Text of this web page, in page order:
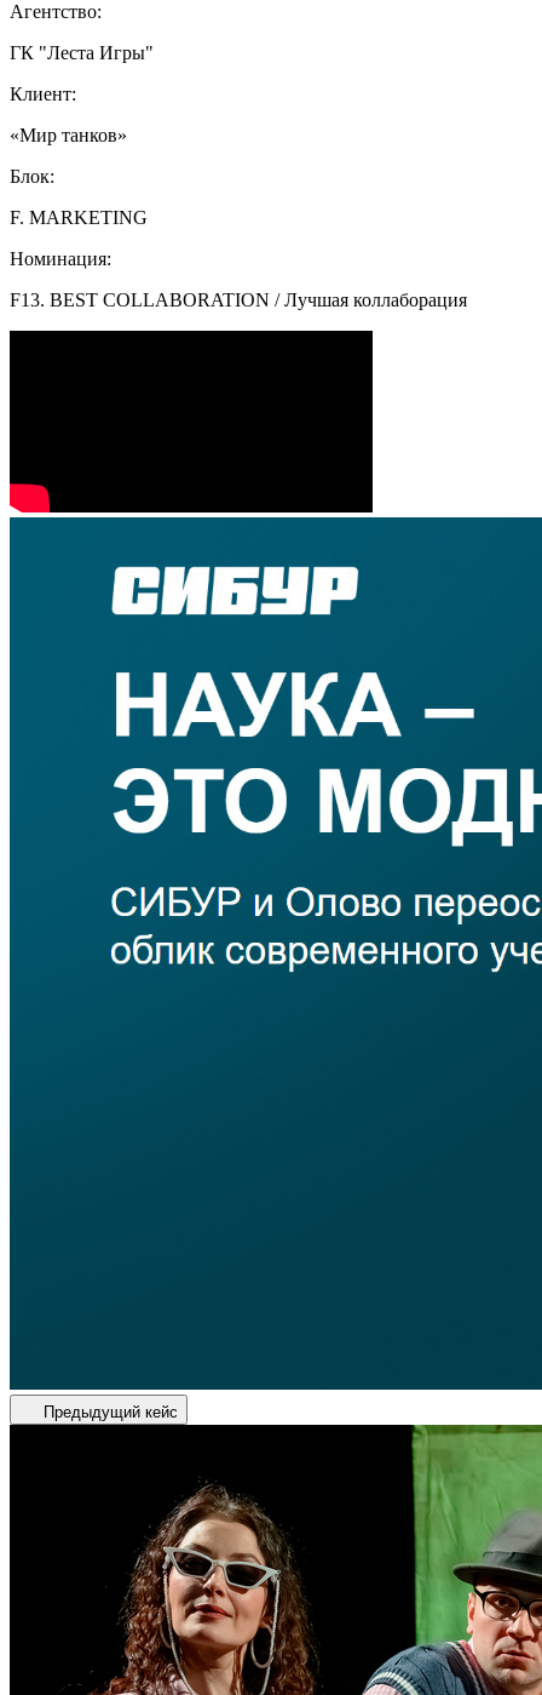
Агентство:
ГК "Леста Игры"
Клиент:
«Мир танков»
Блок:
F. MARKETING
Номинация:
F13. BEST COLLABORATION / Лучшая коллаборация
Предыдущий кейс